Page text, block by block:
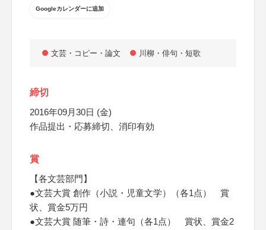
Googleカレンダーに追加
文芸・コピー・論文 川柳・俳句・短歌
締切
2016年09月30日 (金)
作品提出・応募締切、消印有効
賞
【各文芸部門】
●文芸大賞 創作（小説・児童文学）（各1点） 賞
状、賞金5万円
●文芸大賞 随筆・詩・連句（各1点） 賞状、賞金2